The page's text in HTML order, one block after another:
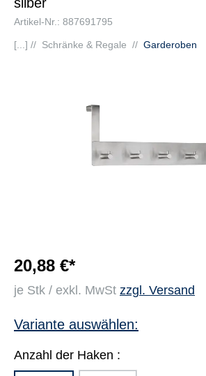
Artikel-Nr.: 887691795
[...] // Schränke & Regale // Garderoben
20,88 €*
je Stk / exkl. MwSt zzgl. Versand
Variante auswählen:
Anzahl der Haken :